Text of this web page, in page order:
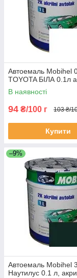
Автоемаль Mobihel
TOYOTA БІЛА 0.1л
В наявності
94 ₴/100 г 103 ₴/
Купити
–9%
Автоемаль Mobihel
Наутилус 0.1 л,